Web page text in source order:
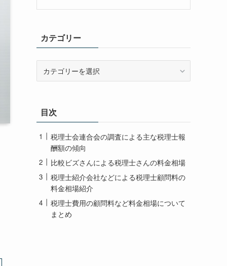
カテゴリー
ー目次
税理士会連合会の調査による主な税理士報
酬額の傾向
比較ビズさんによる税理士さんの料金相場
税理士紹介会社などによる税理士顧問料の
料金相場紹介
税理士費用の顧問料など料金相場について
まとめ